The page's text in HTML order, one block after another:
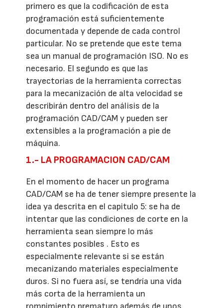
primero es que la codificación de esta
programación está suficientemente
documentada y depende de cada control
particular. No se pretende que este tema
sea un manual de programación ISO. No es
necesario. El segundo es que las
trayectorias de la herramienta correctas
para la mecanización de alta velocidad se
describirán dentro del análisis de la
programación CAD/CAM y pueden ser
extensibles a la programación a pie de
máquina.
1.- LA PROGRAMACION CAD/CAM
En el momento de hacer un programa
CAD/CAM se ha de tener siempre presente la
idea ya descrita en el capitulo 5: se ha de
intentar que las condiciones de corte en la
herramienta sean siempre lo más
constantes posibles . Esto es
especialmente relevante si se están
mecanizando materiales especialmente
duros. Si no fuera así, se tendría una vida
más corta de la herramienta un